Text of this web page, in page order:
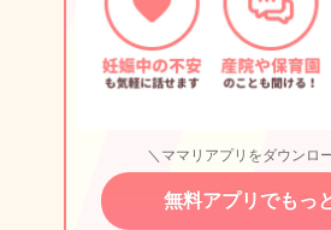
＼ママリアプリをダウンロ
無料アプリでもっ